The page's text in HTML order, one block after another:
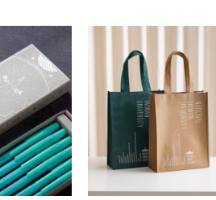
加入
「願
望輕
單」